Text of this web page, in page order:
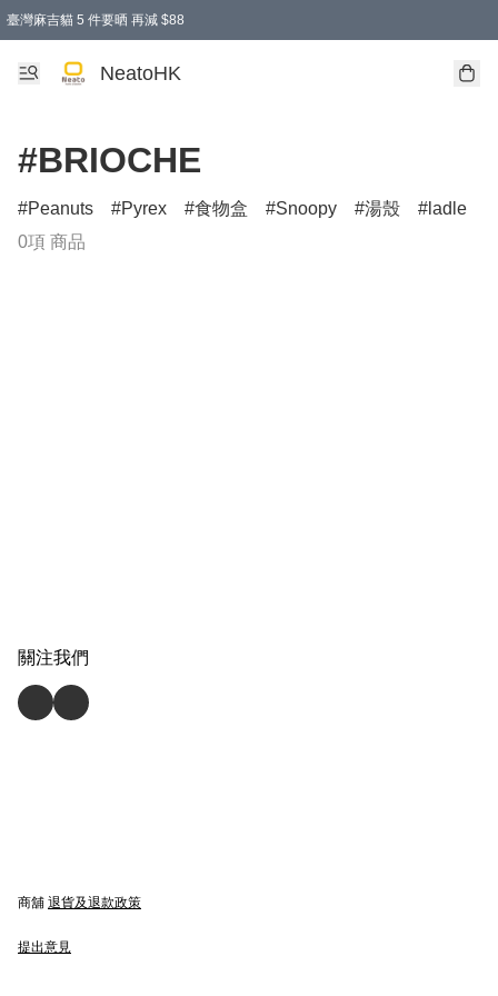
臺灣麻吉貓 5 件要晒 再減 $88
消費即享全單 95 折優惠！
購物滿 HKD 300.00即享免運費優惠！（適用於 特定的送貨方式 )
買麻吉貓廚具套裝免運費
寄送台灣運費滿HKD300 減 HKD50 優惠（不適用於儲物用品及傢俬）
NeatoHK
#BRIOCHE
Peanuts Pyrex 食物盒 Snoopy 湯殼 ladle
0項 商品
關注我們
商舖 退貨及退款政策
提出意見